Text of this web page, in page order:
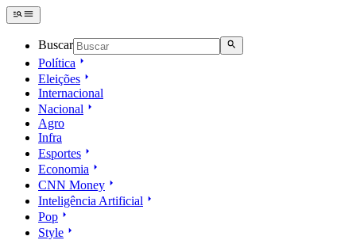
Buscar
Política
Eleições
Internacional
Nacional
Agro
Infra
Esportes
Economia
CNN Money
Inteligência Artificial
Pop
Style